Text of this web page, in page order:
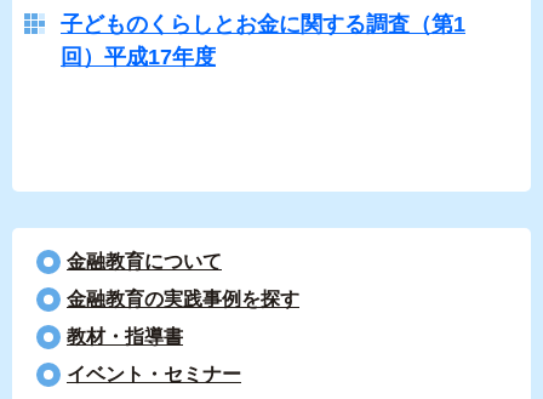
子どものくらしとお金に関する調査（第1
回）平成17年度
金融教育について
⾦融教育の実践事例を探す
教材・指導書
イベント・セミナー